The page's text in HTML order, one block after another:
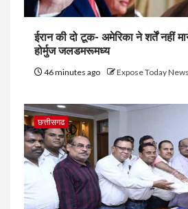
ईरान की दो टूक- अमेरिका ने शर्तें नहीं
होर्मुज जलडमरूमध्य
46 minutes ago Expose Today News
छत्तीसगढ